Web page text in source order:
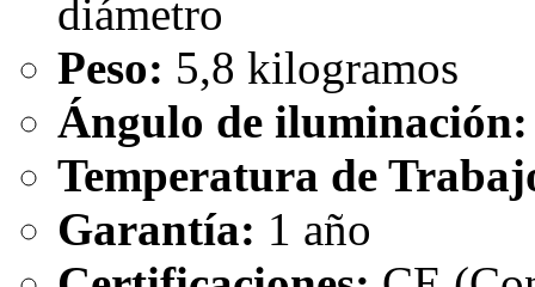
diámetro
Peso: 5,8 kilogramos
Ángulo de iluminación:
Temperatura de
Garantía: 1 año